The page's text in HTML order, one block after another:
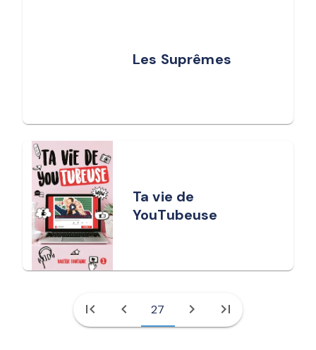
Les Suprêmes
Ta vie de
YouTubeuse
first_page chevron_left 27 chevron_right last_page